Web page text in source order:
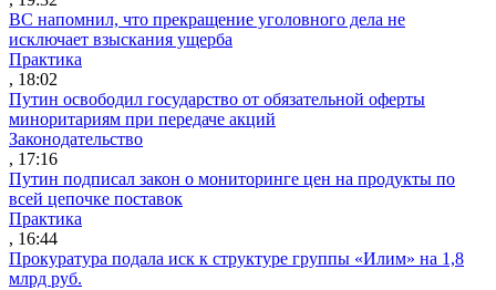
ВС напомнил, что прекращение уголовного дела не
исключает взыскания ущерба
Практика
, 18:02
Путин освободил государство от обязательной оферты
миноритариям при передаче акций
Законодательство
, 17:16
Путин подписал закон о мониторинге цен на продукты по
всей цепочке поставок
Практика
, 16:44
Прокуратура подала иск к структуре группы «Илим» на 1,8
млрд руб.